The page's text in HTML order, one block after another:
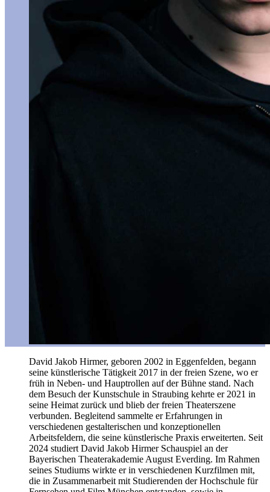
David Jakob Hirmer, geboren 2002 in Eggenfelden, begann
seine künstlerische Tätigkeit 2017 in der freien Szene, wo er
früh in Neben- und Hauptrollen auf der Bühne stand. Nach
dem Besuch der Kunstschule in Straubing kehrte er 2021 in
seine Heimat zurück und blieb der freien Theaterszene
verbunden. Begleitend sammelte er Erfahrungen in
verschiedenen gestalterischen und konzeptionellen
Arbeitsfeldern, die seine künstlerische Praxis erweiterten. Seit
2024 studiert David Jakob Hirmer Schauspiel an der
Bayerischen Theaterakademie August Everding. Im Rahmen
seines Studiums wirkte er in verschiedenen Kurzfilmen mit,
die in Zusammenarbeit mit Studierenden der Hochschule für